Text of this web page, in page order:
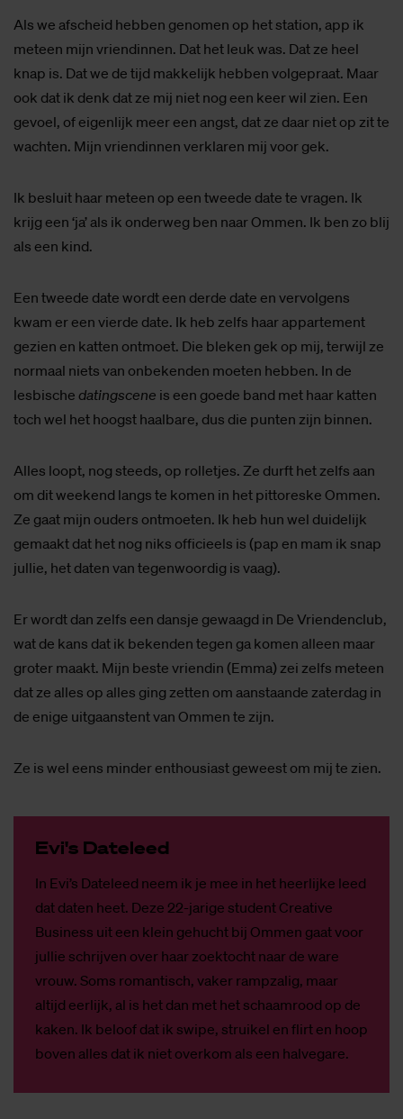
Als we afscheid hebben genomen op het station, app ik
meteen mijn vriendinnen. Dat het leuk was. Dat ze heel
knap is. Dat we de tijd makkelijk hebben volgepraat. Maar
ook dat ik denk dat ze mij niet nog een keer wil zien. Een
gevoel, of eigenlijk meer een angst, dat ze daar niet op zit te
wachten. Mijn vriendinnen verklaren mij voor gek.
Ik besluit haar meteen op een tweede date te vragen. Ik
krijg een ‘ja’ als ik onderweg ben naar Ommen. Ik ben zo blij
als een kind.
Een tweede date wordt een derde date en vervolgens
kwam er een vierde date. Ik heb zelfs haar appartement
gezien en katten ontmoet. Die bleken gek op mij, terwijl ze
normaal niets van onbekenden moeten hebben. In de
lesbische datingscene is een goede band met haar katten
toch wel het hoogst haalbare, dus die punten zijn binnen.
Alles loopt, nog steeds, op rolletjes. Ze durft het zelfs aan
om dit weekend langs te komen in het pittoreske Ommen.
Ze gaat mijn ouders ontmoeten. Ik heb hun wel duidelijk
gemaakt dat het nog niks officieels is (pap en mam ik snap
jullie, het daten van tegenwoordig is vaag).
Er wordt dan zelfs een dansje gewaagd in De Vriendenclub,
wat de kans dat ik bekenden tegen ga komen alleen maar
groter maakt. Mijn beste vriendin (Emma) zei zelfs meteen
dat ze alles op alles ging zetten om aanstaande zaterdag in
de enige uitgaanstent van Ommen te zijn.
Ze is wel eens minder enthousiast geweest om mij te zien.
Evi's Da­te­leed
In Evi’s Dateleed neem ik je mee in het heerlijke leed
dat daten heet. Deze 22-jarige student Creative
Business uit een klein gehucht bij Ommen gaat voor
jullie schrijven over haar zoektocht naar de ware
vrouw. Soms romantisch, vaker rampzalig, maar
altijd eerlijk, al is het dan met het schaamrood op de
kaken. Ik beloof dat ik swipe, struikel en flirt en hoop
boven alles dat ik niet overkom als een halvegare.